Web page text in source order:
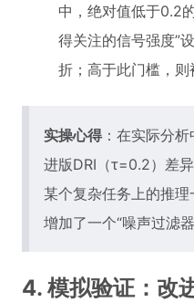
中，绝对值低于0.2
得关注的信号强度”
折；高于此门槛，则
实操心得：在实际分
进版DRI（τ=0.2）差
某个复杂任务上的推理
增加了一个“噪声过滤
4. 模拟验证：改